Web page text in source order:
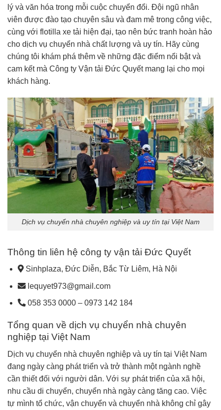
lý và văn hóa trong mỗi cuộc chuyển đổi. Đội ngũ nhân
viên được đào tạo chuyên sâu và đam mê trong công việc,
cùng với flotilla xe tải hiện đại, tạo nên bức tranh hoàn hảo
cho dịch vụ chuyển nhà chất lượng và uy tín. Hãy cùng
chúng tôi khám phá thêm về những đặc điểm nổi bật và
cam kết mà Công ty Vận tải Đức Quyết mang lại cho mọi
khách hàng.
Dịch vụ chuyển nhà chuyên nghiệp và uy tín tại Việt Nam
Thông tin liên hệ công ty vận tải Đức Quyết
Sinhplaza, Đức Diễn, Bắc Từ Liêm, Hà Nội
lequyet973@gmail.com
058 353 0000 – 0973 142 184
Tổng quan về dịch vụ chuyển nhà chuyên
nghiệp tại Việt Nam
Dịch vụ chuyển nhà chuyên nghiệp và uy tín tại Việt Nam
đang ngày càng phát triển và trở thành một ngành nghề
cần thiết đối với người dân. Với sự phát triển của xã hội,
nhu cầu di chuyển, chuyển nhà ngày càng tăng cao. Việc
tự mình tổ chức, vận chuyển và chuyển nhà không chỉ gây